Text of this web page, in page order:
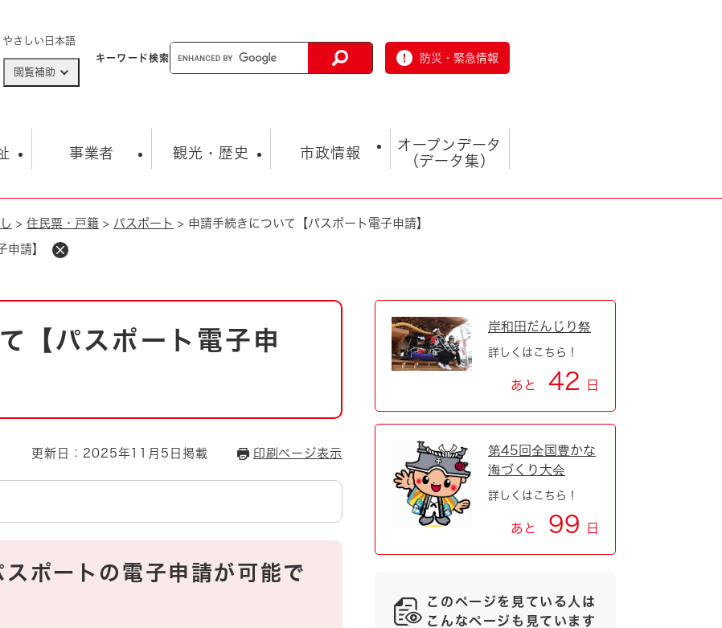
やさしい日本語
閲覧補助
キーワード検索 防災・緊急情報
子育て
康・生活 生涯学習・スポーツ
事業者
入札・契約情報 まちづくり・協働
環境 福祉・介護
観光・歴史
観光スポット
市政情報
市の概要 総合計画
市政 職員採用情報
市役所・施設の案内
オープンデータ
（データ集）
オープンデータ
> 住民票・戸籍 > パスポート > 申請手続きについて【パスポート電子申請】
申請】
【パスポート電子申
更新日：2025年11月5日掲載 印刷ページ表示
ポートの電子申請が可能で
岸和田だんじり祭
詳しくはこちら！
あと 42 日
第45回全国豊かな
海づくり大会
詳しくはこちら！
あと 99 日
このページを見ている人は
こんなページも見ています